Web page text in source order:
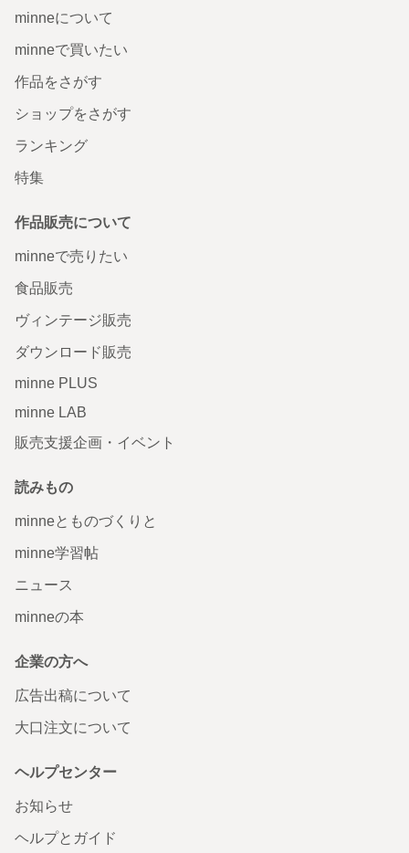
minneについて
minneで買いたい
作品をさがす
ショップをさがす
ランキング
特集
作品販売について
minneで売りたい
食品販売
ヴィンテージ販売
ダウンロード販売
minne PLUS
minne LAB
販売支援企画・イベント
読みもの
minneとものづくりと
minne学習帖
ニュース
minneの本
企業の方へ
広告出稿について
大口注文について
ヘルプセンター
お知らせ
ヘルプとガイド